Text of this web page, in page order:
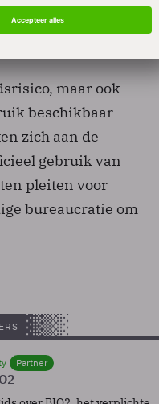
de vermelding
maar ook
beschikbaar
zich aan de
gebruik van
pleiten voor
bureaucratie om
Partner